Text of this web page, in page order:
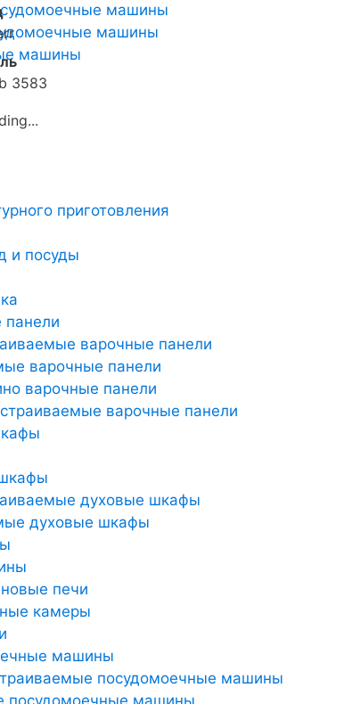
машины
машины
машины
приготовления
и посуды
панели
варочные панели
варочные панели
варочные панели
варочные панели
духовые шкафы
духовые шкафы
печи
камеры
машины
посудомоечные машины
посудомоечные машины
3583